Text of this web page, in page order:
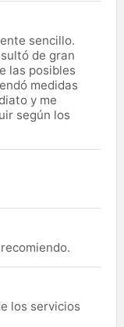
sencillo.
de gran
las posibles
medidas
y me
según los
los servicios